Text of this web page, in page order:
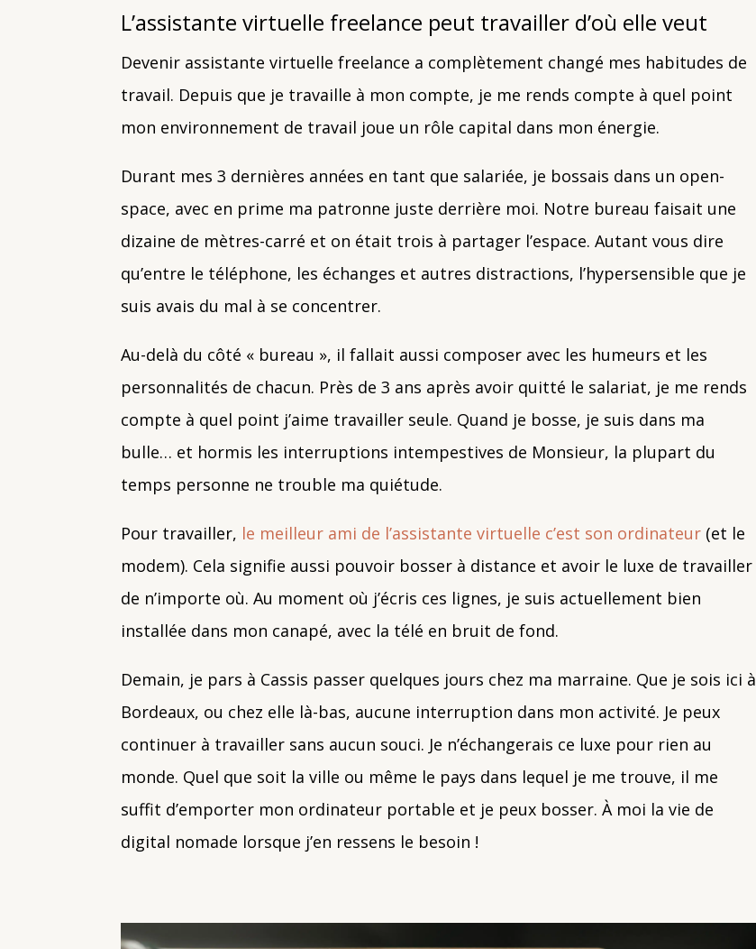
L’assistante virtuelle freelance peut travailler d’où elle veut
Devenir assistante virtuelle freelance a complètement changé mes habitudes de
travail. Depuis que je travaille à mon compte, je me rends compte à quel point
mon environnement de travail joue un rôle capital dans mon énergie.
Durant mes 3 dernières années en tant que salariée, je bossais dans un open-
space, avec en prime ma patronne juste derrière moi. Notre bureau faisait une
dizaine de mètres-carré et on était trois à partager l’espace. Autant vous dire
qu’entre le téléphone, les échanges et autres distractions, l’hypersensible que je
suis avais du mal à se concentrer.
Au-delà du côté « bureau », il fallait aussi composer avec les humeurs et les
personnalités de chacun. Près de 3 ans après avoir quitté le salariat, je me rends
compte à quel point j’aime travailler seule. Quand je bosse, je suis dans ma
bulle… et hormis les interruptions intempestives de Monsieur, la plupart du
temps personne ne trouble ma quiétude.
Pour travailler, le meilleur ami de l’assistante virtuelle c’est son ordinateur (et le
modem). Cela signifie aussi pouvoir bosser à distance et avoir le luxe de travailler
de n’importe où. Au moment où j’écris ces lignes, je suis actuellement bien
installée dans mon canapé, avec la télé en bruit de fond.
Demain, je pars à Cassis passer quelques jours chez ma marraine. Que je sois ici à
Bordeaux, ou chez elle là-bas, aucune interruption dans mon activité. Je peux
continuer à travailler sans aucun souci. Je n’échangerais ce luxe pour rien au
monde. Quel que soit la ville ou même le pays dans lequel je me trouve, il me
suffit d’emporter mon ordinateur portable et je peux bosser. À moi la vie de
digital nomade lorsque j’en ressens le besoin !